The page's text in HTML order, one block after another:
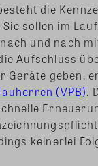
die
sollen im
und nach
Aufschluss
Geräte geben,
(VPB).
keinerlei